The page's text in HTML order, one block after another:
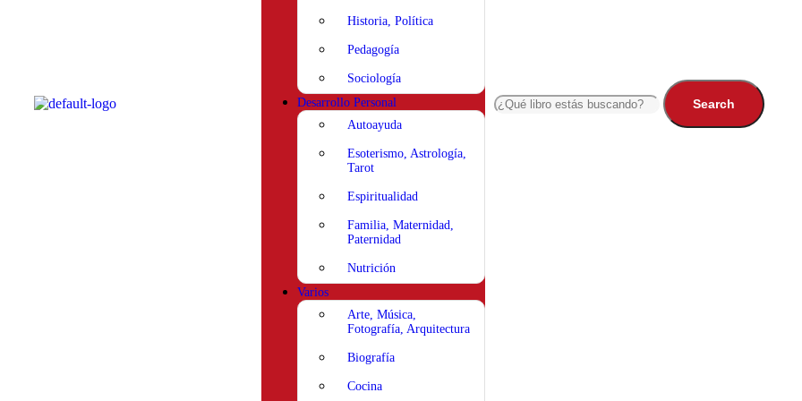
Historia, Política
Pedagogía
Sociología
Desarrollo Personal
Autoayuda
Esoterismo, Astrología,
Tarot
Espiritualidad
Familia, Maternidad,
Paternidad
Nutrición
Varios
Arte, Música,
Fotografía, Arquitectura
Biografía
Cocina
Search